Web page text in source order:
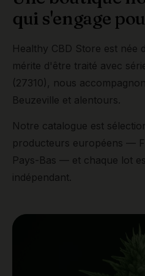
qui s'engage
Healthy CBD Store est née
mérite d'être traité avec
(27310), nous
Beuzeville et alentours.
Notre catalogue est
producteurs européens —
Pays-Bas — et chaque lot
indépendant.